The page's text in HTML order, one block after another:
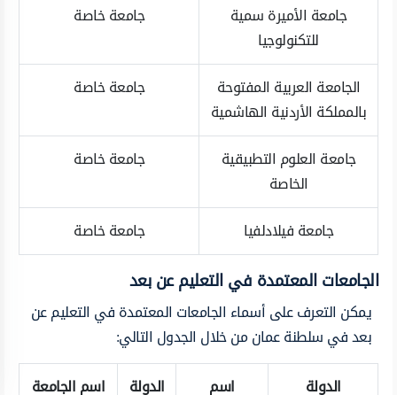
جامعة الأميرة سمية
للتكنولوجيا
جامعة خاصة
الجامعة العربية المفتوحة
بالمملكة الأردنية الهاشمية
جامعة خاصة
جامعة العلوم التطبيقية
الخاصة
جامعة خاصة
جامعة فيلادلفيا جامعة خاصة
الجامعات المعتمدة في التعليم عن بعد
يمكن التعرف على أسماء الجامعات المعتمدة في التعليم عن
بعد في سلطنة عمان من خلال الجدول التالي:
الدولة
اسم الدولة اسم الجامعة